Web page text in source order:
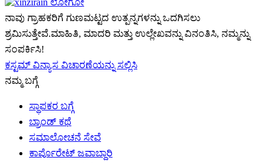
ನಾವು ಗ್ರಾಹಕರಿಗೆ ಗುಣಮಟ್ಟದ ಉತ್ಪನ್ನಗಳನ್ನು ಒದಗಿಸಲು
ಶ್ರಮಿಸುತ್ತೇವೆ.ಮಾಹಿತಿ, ಮಾದರಿ ಮತ್ತು ಉಲ್ಲೇಖವನ್ನು ವಿನಂತಿಸಿ, ನಮ್ಮನ್ನು
ಸಂಪರ್ಕಿಸಿ!
ಕಸ್ಟಮ್ ವಿನ್ಯಾಸ ವಿಚಾರಣೆಯನ್ನು ಸಲ್ಲಿಸಿ
ನಮ್ಮ ಬಗ್ಗೆ
ಸ್ಥಾಪಕರ ಬಗ್ಗೆ
ಬ್ರಾಂಡ್ ಕಥೆ
ಸಮಾಲೋಚನೆ ಸೇವೆ
ಕಾರ್ಪೊರೇಟ್ ಜವಾಬ್ದಾರಿ